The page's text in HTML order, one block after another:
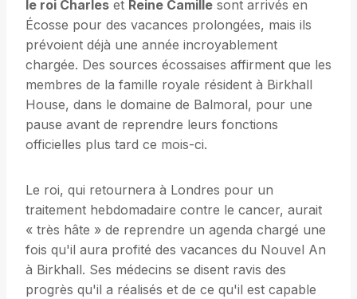
le roi Charles et Reine Camille sont arrivés en
Écosse pour des vacances prolongées, mais ils
prévoient déjà une année incroyablement
chargée. Des sources écossaises affirment que les
membres de la famille royale résident à Birkhall
House, dans le domaine de Balmoral, pour une
pause avant de reprendre leurs fonctions
officielles plus tard ce mois-ci.
Le roi, qui retournera à Londres pour un
traitement hebdomadaire contre le cancer, aurait
« très hâte » de reprendre un agenda chargé une
fois qu'il aura profité des vacances du Nouvel An
à Birkhall. Ses médecins se disent ravis des
progrès qu'il a réalisés et de ce qu'il est capable